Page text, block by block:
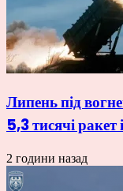
Липень під
5,3 тисячі ракет
2 години назад